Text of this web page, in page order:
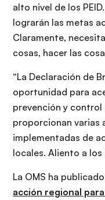
alto nivel de los
lograrán las metas
Claramente,
cosas, hacer las
“La Declaración de
oportunidad para
prevención y control
proporcionan varias
implementadas de
locales. Aliento a los
La OMS ha
acción regional